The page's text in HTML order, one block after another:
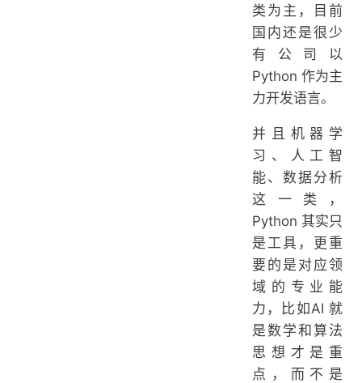
类为主，目前
国内还是很少
有公司以
Python 作为主
力开发语言。
并且机器学
习、人工智
能、数据分析
这一类，
Python 其实只
是工具，更重
要的是对应领
域的专业能
力，比如AI 就
是数学和算法
思想才是重
点，而不是